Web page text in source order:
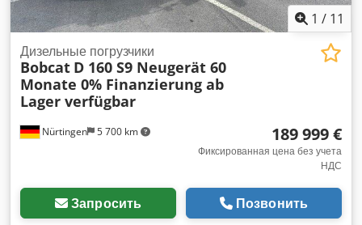
1 / 11
Nürtingen 5 700 km
Дизельные погрузчики
Bobcat D 160 S9 Neugerät 60
Monate 0% Finanzierung ab
Lager verfügbar
189 999 €
Фиксированная цена без учета
НДС
Запросить Позвонить